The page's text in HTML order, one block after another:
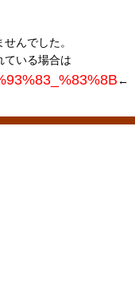
んでした。
ている場合は
←